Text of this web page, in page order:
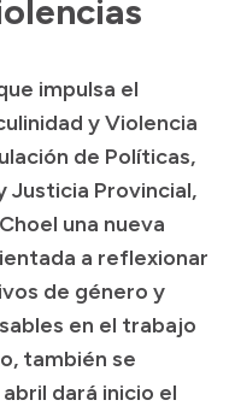
impulsa el
y Violencia
de Políticas,
Justicia Provincial,
una nueva
a reflexionar
de género y
en el trabajo
también se
dará inicio el